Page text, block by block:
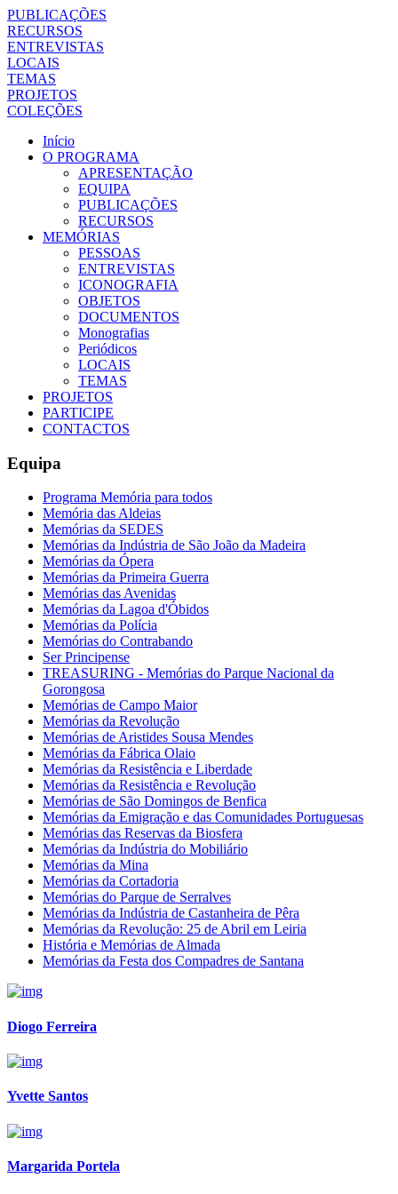
PUBLICAÇÕES
RECURSOS
ENTREVISTAS
LOCAIS
TEMAS
PROJETOS
COLEÇÕES
Início
O PROGRAMA
APRESENTAÇÃO
EQUIPA
PUBLICAÇÕES
RECURSOS
MEMÓRIAS
PESSOAS
ENTREVISTAS
ICONOGRAFIA
OBJETOS
DOCUMENTOS
Monografias
Periódicos
LOCAIS
TEMAS
PROJETOS
PARTICIPE
CONTACTOS
Equipa
Programa Memória para todos
Memória das Aldeias
Memórias da SEDES
Memórias da Indústria de São João da Madeira
Memórias da Ópera
Memórias da Primeira Guerra
Memórias das Avenidas
Memórias da Lagoa d'Óbidos
Memórias da Polícia
Memórias do Contrabando
Ser Principense
TREASURING - Memórias do Parque Nacional da
Gorongosa
Memórias de Campo Maior
Memórias da Revolução
Memórias de Aristides Sousa Mendes
Memórias da Fábrica Olaio
Memórias da Resistência e Liberdade
Memórias da Resistência e Revolução
Memórias de São Domingos de Benfica
Memórias da Emigração e das Comunidades Portuguesas
Memórias das Reservas da Biosfera
Memórias da Indústria do Mobiliário
Memórias da Mina
Memórias da Cortadoria
Memórias do Parque de Serralves
Memórias da Indústria de Castanheira de Pêra
Memórias da Revolução: 25 de Abril em Leiria
História e Memórias de Almada
Memórias da Festa dos Compadres de Santana
Diogo Ferreira
Yvette Santos
Margarida Portela